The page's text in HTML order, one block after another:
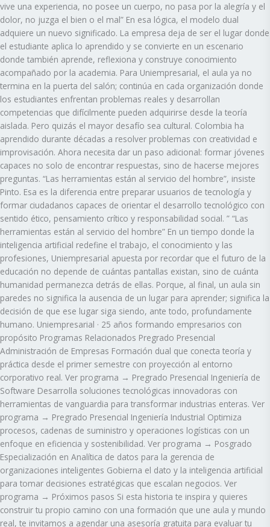
vive una experiencia, no posee un cuerpo, no pasa por la alegría y el
dolor, no juzga el bien o el mal” En esa lógica, el modelo dual
adquiere un nuevo significado. La empresa deja de ser el lugar donde
el estudiante aplica lo aprendido y se convierte en un escenario
donde también aprende, reflexiona y construye conocimiento
acompañado por la academia. Para Uniempresarial, el aula ya no
termina en la puerta del salón; continúa en cada organización donde
los estudiantes enfrentan problemas reales y desarrollan
competencias que difícilmente pueden adquirirse desde la teoría
aislada. Pero quizás el mayor desafío sea cultural. Colombia ha
aprendido durante décadas a resolver problemas con creatividad e
improvisación. Ahora necesita dar un paso adicional: formar jóvenes
capaces no solo de encontrar respuestas, sino de hacerse mejores
preguntas. “Las herramientas están al servicio del hombre”, insiste
Pinto. Esa es la diferencia entre preparar usuarios de tecnología y
formar ciudadanos capaces de orientar el desarrollo tecnológico con
sentido ético, pensamiento crítico y responsabilidad social. ” “Las
herramientas están al servicio del hombre” En un tiempo donde la
inteligencia artificial redefine el trabajo, el conocimiento y las
profesiones, Uniempresarial apuesta por recordar que el futuro de la
educación no depende de cuántas pantallas existan, sino de cuánta
humanidad permanezca detrás de ellas. Porque, al final, un aula sin
paredes no significa la ausencia de un lugar para aprender; significa la
decisión de que ese lugar siga siendo, ante todo, profundamente
humano. Uniempresarial · 25 años formando empresarios con
propósito Programas Relacionados Pregrado Presencial
Administración de Empresas Formación dual que conecta teoría y
práctica desde el primer semestre con proyección al entorno
corporativo real. Ver programa → Pregrado Presencial Ingeniería de
Software Desarrolla soluciones tecnológicas innovadoras con
herramientas de vanguardia para transformar industrias enteras. Ver
programa → Pregrado Presencial Ingeniería Industrial Optimiza
procesos, cadenas de suministro y operaciones logísticas con un
enfoque en eficiencia y sostenibilidad. Ver programa → Posgrado
Especialización en Analítica de datos para la gerencia de
organizaciones inteligentes Gobierna el dato y la inteligencia artificial
para tomar decisiones estratégicas que escalan negocios. Ver
programa → Próximos pasos Si esta historia te inspira y quieres
construir tu propio camino con una formación que une aula y mundo
real, te invitamos a agendar una asesoría gratuita para evaluar tu